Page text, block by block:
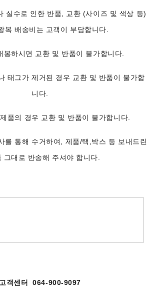
실수로 인한 반품, 교환 (사이즈 및 색상 등)
복 배송비는 고객이 부담합니다.
봉하시면 교환 및 반품이 불가합니다.
태그가 제거된 경우 교환 및 반품이 불가합
니다.
품의 경우 교환 및 반품이 불가합니다.
를 통해 수거하여, 제품/택,박스 등 보내드린
그대로 반송해 주셔야 합니다.
고객센터 064-900-9097